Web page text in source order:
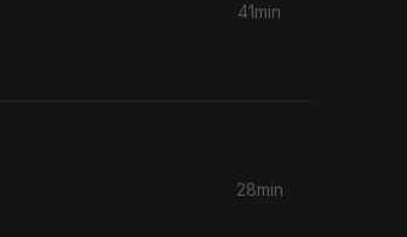
41min
28min